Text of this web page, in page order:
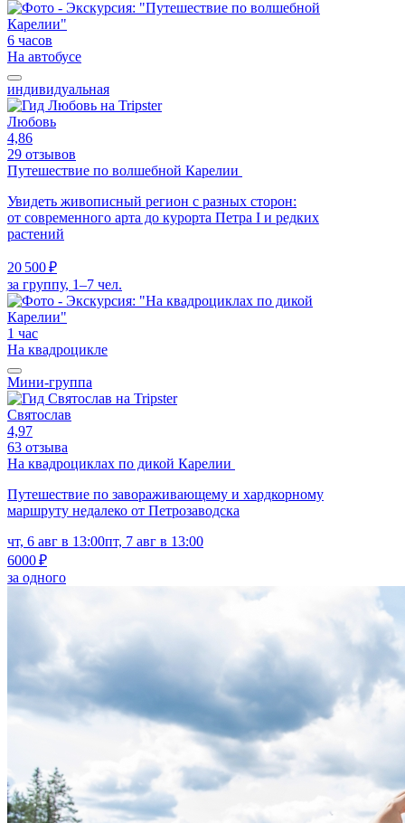
6 часов
На автобусе
индивидуальная
Любовь
4,86
29 отзывов
Путешествие по волшебной Карелии
Увидеть живописный регион с разных сторон:
от современного арта до курорта Петра I и редких
растений
20 500 ₽
за группу, 1–7 чел.
1 час
На квадроцикле
Мини-группа
Святослав
4,97
63 отзыва
На квадроциклах по дикой Карелии
Путешествие по завораживающему и хардкорному
маршруту недалеко от Петрозаводска
чт, 6 авг в 13:00пт, 7 авг в 13:00
6000 ₽
за одного